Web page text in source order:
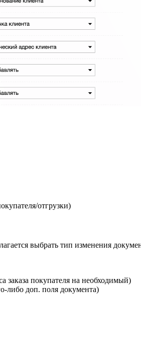
отгрузки)
выбрать тип изменения
заказа покупателя на необходимый)
либо доп. поля документа)